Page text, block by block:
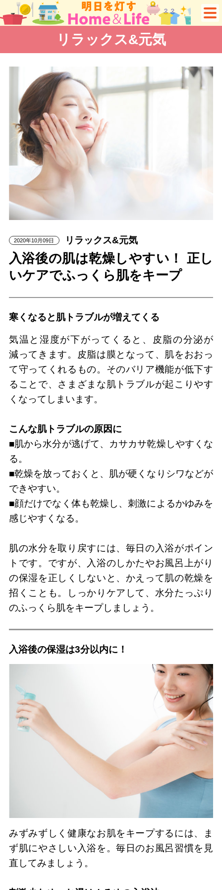
リラックス&元気
2020年10月09日 リラックス&元気
入浴後の肌は乾燥しやすい！ 正し
いケアでふっくら肌をキープ
寒くなると肌トラブルが増えてくる
気温と湿度が下がってくると、皮脂の分泌が
減ってきます。皮脂は膜となって、肌をおおっ
て守ってくれるもの。そのバリア機能が低下す
ることで、さまざまな肌トラブルが起こりやす
くなってしまいます。
こんな肌トラブルの原因に
■肌から水分が逃げて、カサカサ乾燥しやすくな
る。
■乾燥を放っておくと、肌が硬くなりシワなどが
できやすい。
■顔だけでなく体も乾燥し、刺激によるかゆみを
感じやすくなる。
肌の水分を取り戻すには、毎日の入浴がポイン
トです。ですが、入浴のしかたやお風呂上がり
の保湿を正しくしないと、かえって肌の乾燥を
招くことも。しっかりケアして、水分たっぷり
のふっくら肌をキープしましょう。
入浴後の保湿は3分以内に！
みずみずしく健康なお肌をキープするには、ま
ず肌にやさしい入浴を。毎日のお風呂習慣を見
直してみましょう。